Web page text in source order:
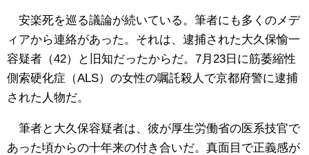
安楽死を巡る議論が続いている。筆者にも多くのメデ
ィアから連絡があった。それは、逮捕された大久保愉一
容疑者（42）と旧知だったからだ。7月23日に筋萎縮性
側索硬化症（ALS）の女性の嘱託殺人で京都府警に逮捕
された人物だ。
筆者と大久保容疑者は、彼が厚生労働省の医系技官で
あった頃からの十年来の付き合いだ。真面目で正義感が